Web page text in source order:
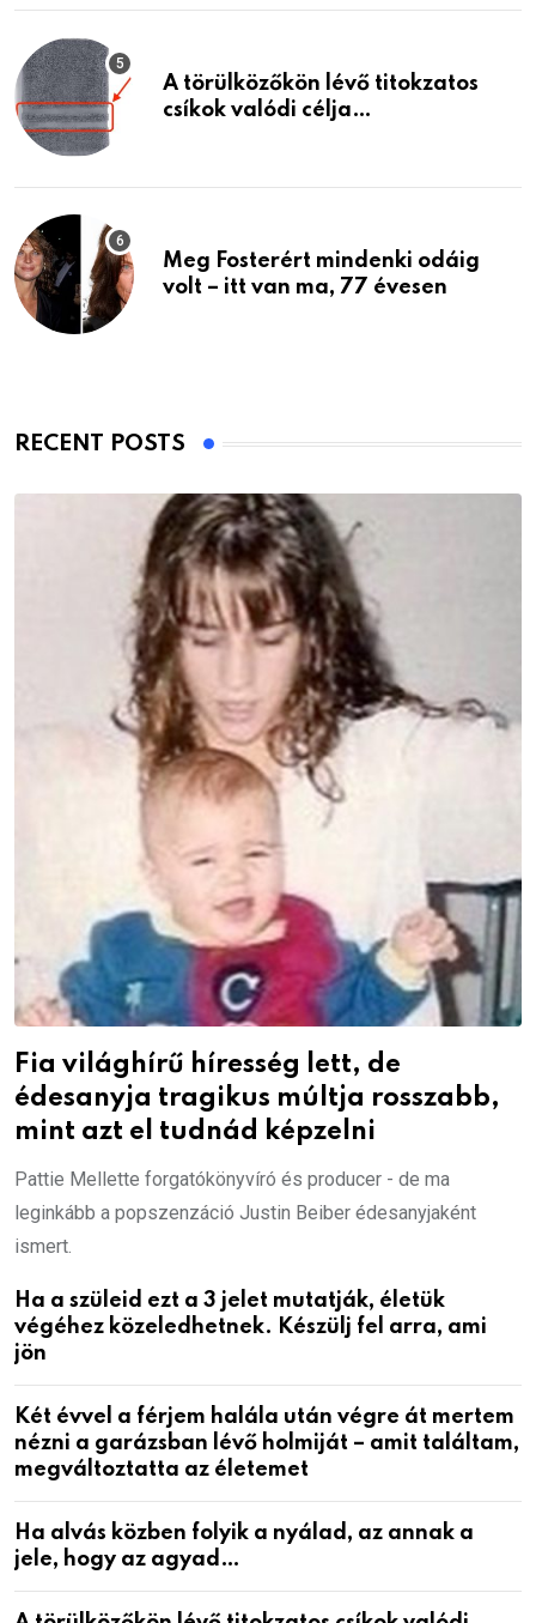
A törülközőkön lévő titokzatos
csíkok valódi célja…
Meg Fosterért mindenki odáig
volt – itt van ma, 77 évesen
RECENT POSTS
Fia világhírű híresség lett, de
édesanyja tragikus múltja rosszabb,
mint azt el tudnád képzelni
Pattie Mellette forgatókönyvíró és producer - de ma
leginkább a popszenzáció Justin Beiber édesanyjaként
ismert.
Ha a szüleid ezt a 3 jelet mutatják, életük
végéhez közeledhetnek. Készülj fel arra, ami
jön
Két évvel a férjem halála után végre át mertem
nézni a garázsban lévő holmiját – amit találtam,
megváltoztatta az életemet
Ha alvás közben folyik a nyálad, az annak a
jele, hogy az agyad…